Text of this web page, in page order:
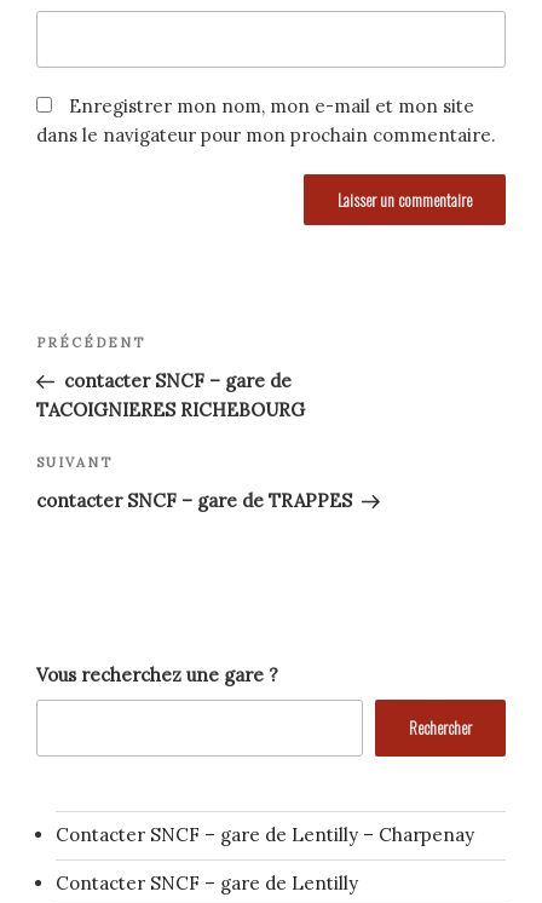
Enregistrer mon nom, mon e-mail et mon site
dans le navigateur pour mon prochain commentaire.
Navigation
de
l’article
Article
précédent
PRÉCÉDENT
contacter SNCF – gare de
TACOIGNIERES RICHEBOURG
Article
suivant
SUIVANT
contacter SNCF – gare de TRAPPES
Vous recherchez une gare ?
Rechercher
Contacter SNCF – gare de Lentilly – Charpenay
Contacter SNCF – gare de Lentilly